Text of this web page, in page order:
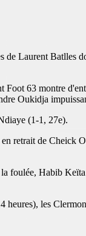
Laurent Batlles
63 montre
Oukidja
(1-1, 27e).
retrait de Cheick
foulée, Habib
les